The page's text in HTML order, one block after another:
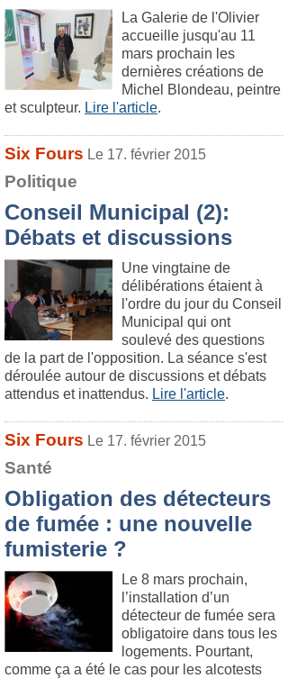
La Galerie de l'Olivier
accueille jusqu'au 11
mars prochain les
dernières créations de
Michel Blondeau, peintre
et sculpteur. Lire l'article.
Six Fours Le 17. février 2015
Politique
Conseil Municipal (2):
Débats et discussions
Une vingtaine de
délibérations étaient à
l'ordre du jour du Conseil
Municipal qui ont
soulevé des questions
de la part de l'opposition. La séance s'est
déroulée autour de discussions et débats
attendus et inattendus. Lire l'article.
Six Fours Le 17. février 2015
Santé
Obligation des détecteurs
de fumée : une nouvelle
fumisterie ?
Le 8 mars prochain,
l’installation d’un
détecteur de fumée sera
obligatoire dans tous les
logements. Pourtant,
comme ça a été le cas pour les alcotests